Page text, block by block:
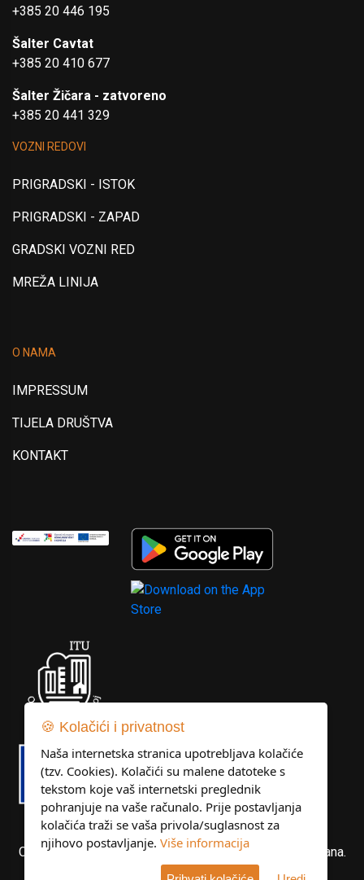
+385 20 446 195
Šalter Cavtat
+385 20 410 677
Šalter Žičara - zatvoreno
+385 20 441 329
VOZNI REDOVI
PRIGRADSKI - ISTOK
PRIGRADSKI - ZAPAD
GRADSKI VOZNI RED
MREŽA LINIJA
O NAMA
IMPRESSUM
TIJELA DRUŠTVA
KONTAKT
Copyright © Libertas Dubrovnik d.o.o. Sva prava pridržana.
🍪 Kolačići i privatnost
Naša internetska stranica upotrebljava kolačiće
(tzv. Cookies). Kolačići su malene datoteke s
tekstom koje vaš internetski preglednik
pohranjuje na vaše računalo. Prije postavljanja
kolačića traži se vaša privola/suglasnost za
njihovo postavljanje. Više informacija